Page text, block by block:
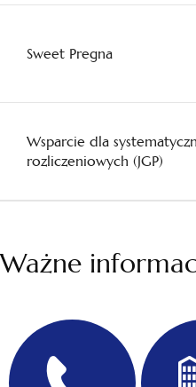
Sweet Pregna
Wsparcie dla
rozliczeniowych (JGP)
Ważne